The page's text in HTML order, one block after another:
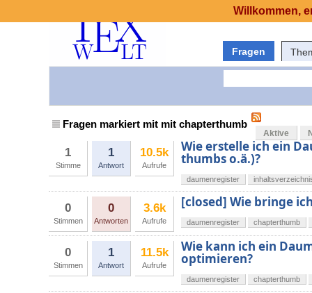
Fragen
Fragen markiert mit mit chapterthumb
Aktive
1
Stimme
1
Antwort
10.5k
Aufrufe
Wie erstelle ich ein
thumbs o.ä.)?
daumenregister
0
Stimmen
0
Antworten
3.6k
Aufrufe
[closed] Wie bringe
daumenregister chapterthumb
0
Stimmen
1
Antwort
11.5k
Aufrufe
Wie kann ich ein
optimieren?
daumenregister chapterthumb
Willkommen,